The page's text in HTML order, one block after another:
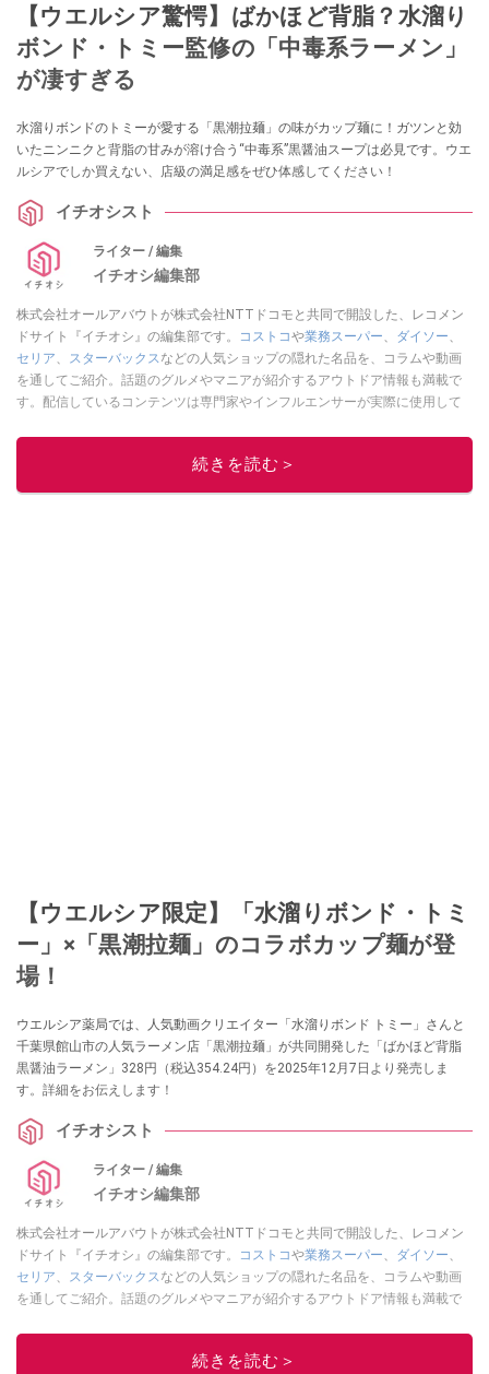
【ウエルシア驚愕】ばかほど背脂？水溜り
ボンド・トミー監修の「中毒系ラーメン」
が凄すぎる
水溜りボンドのトミーが愛する「黒潮拉麺」の味がカップ麺に！ガツンと効
いたニンニクと背脂の甘みが溶け合う“中毒系”黒醤油スープは必見です。ウエ
ルシアでしか買えない、店級の満足感をぜひ体感してください！
イチオシスト
ライター / 編集
イチオシ編集部
株式会社オールアバウトが株式会社NTTドコモと共同で開設した、レコメン
ドサイト『イチオシ』の編集部です。
コストコや業務スーパー ダイソー
セリア
スターバックス などの人気ショップの隠れた名品を、コラムや動画
を通してご紹介。話題のグルメやマニアが紹介するアウトドア情報も満載で
す。配信しているコンテンツは専門家やインフルエンサーが実際に使用して
ニュースでフォロー
続きを読む＞
【ウエルシア限定】「水溜りボンド・トミ
ー」×「黒潮拉麺」のコラボカップ麺が登
場！
ウエルシア薬局では、人気動画クリエイター「水溜りボンド トミー」さんと
千葉県館山市の人気ラーメン店「黒潮拉麺」が共同開発した「ばかほど背脂
黒醤油ラーメン」328円（税込354.24円）を2025年12月7日より発売しま
す。詳細をお伝えします！
イチオシスト
ライター / 編集
イチオシ編集部
株式会社オールアバウトが株式会社NTTドコモと共同で開設した、レコメン
ドサイト『イチオシ』の編集部です。
コストコや業務スーパー ダイソー
セリア
スターバックス などの人気ショップの隠れた名品を、コラムや動画
を通してご紹介。話題のグルメやマニアが紹介するアウトドア情報も満載で
レビューしています。毎日トレンド情報をお届けしているので、ぜひ
してください！続きを読む＞